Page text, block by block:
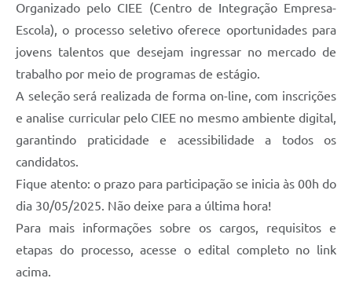
Organizado pelo CIEE (Centro de Integração Empresa-
Escola), o processo seletivo oferece oportunidades para
jovens talentos que desejam ingressar no mercado de
trabalho por meio de programas de estágio.
A seleção será realizada de forma on-line, com inscrições
e analise curricular pelo CIEE no mesmo ambiente digital,
garantindo praticidade e acessibilidade a todos os
candidatos.
Fique atento: o prazo para participação se inicia às 00h do
dia 30/05/2025. Não deixe para a última hora!
Para mais informações sobre os cargos, requisitos e
etapas do processo, acesse o edital completo no link
acima.